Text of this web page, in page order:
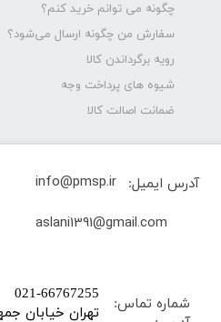
چگونه می توانم خرید کنم؟
سفارش من چگونه ارسال می‌شود؟
رویه برگرداندن کالا
شیوه های پرداخت وجه
ضمانت اصالت کالا
شماره تماس:
​021-66767255
آدرس ایمیل:
info@pmsp.ir
​aslani1391@gmail.com